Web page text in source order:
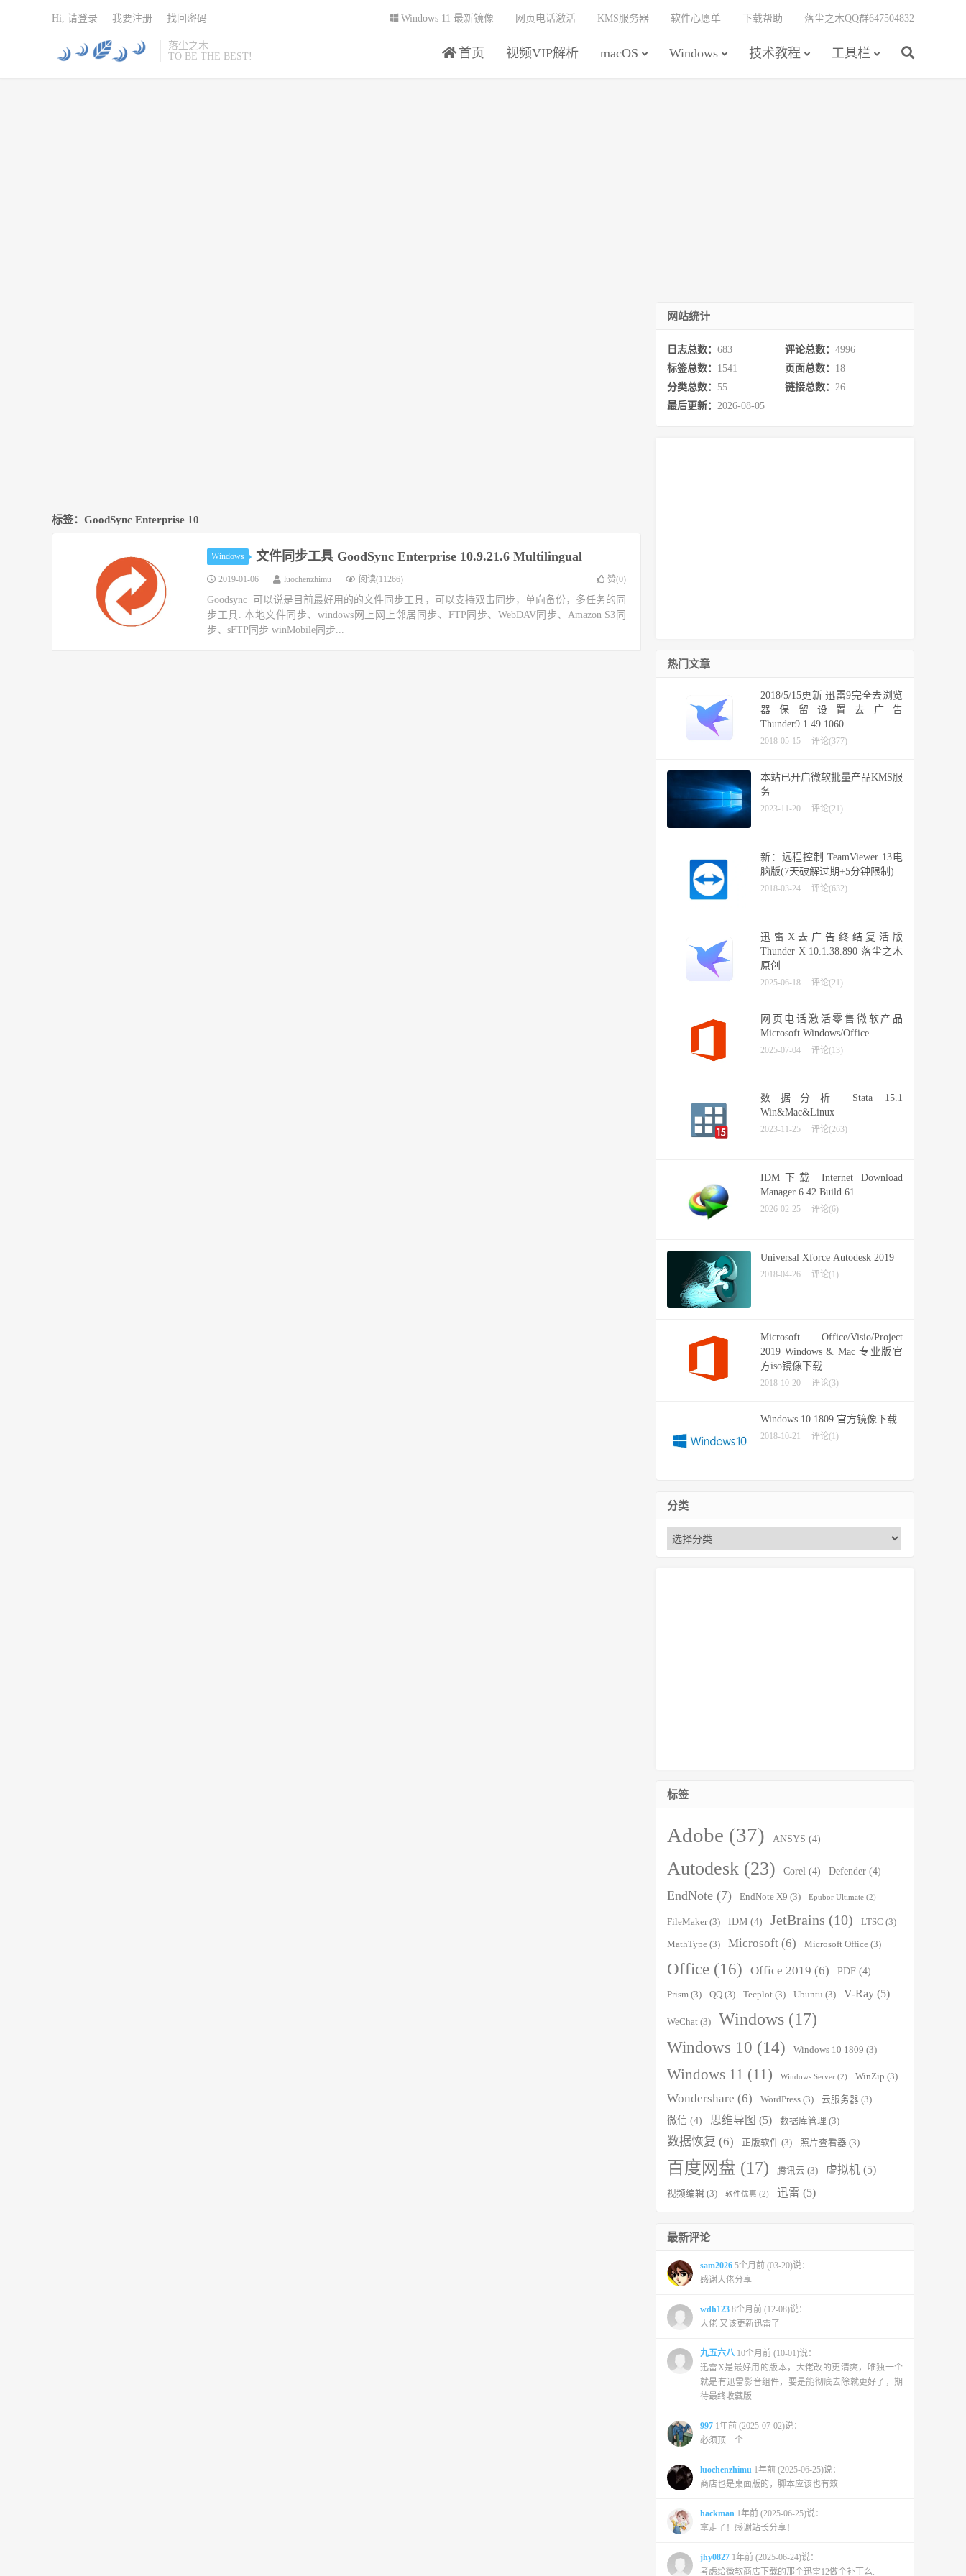
落尘之木
TO BE THE BEST!
首页 视频VIP解析 macOS Windows 技术教程 工具栏
Windows 11 最新镜像 网页电话激活 KMS服务器 软件心愿单 下载帮助 落尘之木QQ群647504832
Hi, 请登录 我要注册 找回密码
标签：GoodSync Enterprise 10
Windows 文件同步工具 GoodSync Enterprise 10.9.21.6 Multilingual
2019-01-06 luochenzhimu 阅读(11266) 赞(0)
Goodsync 可以说是目前最好用的的文件同步工具，可以支持双击同步，单向备份，多任务的同
步工具. 本地文件同步、windows网上网上邻居同步、FTP同步、WebDAV同步、Amazon S3同
步、sFTP同步 winMobile同步...
网站统计
日志总数： 683 评论总数： 4996
标签总数： 1541 页面总数： 18
分类总数： 55 链接总数： 26
最后更新： 2026-08-05
热门文章
2018/5/15更新 迅雷9完全去浏览
器保留设置去广告
Thunder9.1.49.1060
2018-05-15 评论(377)
本站已开启微软批量产品KMS服
务
2023-11-20 评论(21)
新：远程控制 TeamViewer 13电
脑版(7天破解过期+5分钟限制)
2018-03-24 评论(632)
迅雷X去广告终结复活版
Thunder X 10.1.38.890 落尘之木
原创
2025-06-18 评论(21)
网页电话激活零售微软产品
Microsoft Windows/Office
2025-07-04 评论(13)
数据分析 Stata 15.1
Win&Mac&Linux
2023-11-25 评论(263)
IDM下载 Internet Download
Manager 6.42 Build 61
2026-02-25 评论(6)
Universal Xforce Autodesk 2019
2018-04-26 评论(1)
Microsoft Office/Visio/Project
2019 Windows & Mac 专业版官
方iso镜像下载
2018-10-20 评论(3)
Windows 10 1809 官方镜像下载
2018-10-21 评论(1)
分类
标签
Adobe (37) ANSYS (4)
Autodesk (23) Corel (4) Defender (4)
EndNote (7) EndNote X9 (3) Epubor Ultimate (2)
FileMaker(3) IDM (4) JetBrains (10) LTSC (3)
MathType (3) Microsoft (6) Microsoft Office (3)
Office (16) Office 2019 (6) PDF (4)
Prism (3) QQ (3) Tecplot (3) Ubuntu (3) V-Ray (5)
WeChat (3) Windows (17)
Windows 10 (14) Windows 10 1809 (3)
Windows 11 (11) Windows Server (2) WinZip (3)
Wondershare (6) WordPress (3) 云服务器 (3)
微信 (4) 思维导图 (5) 数据库管理 (3)
数据恢复 (6) 正版软件 (3) 照片查看器 (3)
百度网盘 (17) 腾讯云 (3) 虚拟机 (5)
视频编辑 (3) 软件优惠 (2) 迅雷 (5)
最新评论
sam2026 5个月前 (03-20)说：
感谢大佬分享
wdh123 8个月前 (12-08)说：
大佬 又该更新迅雷了
九五六八 10个月前 (10-01)说：
迅雷X是最好用的版本，大佬改的更清爽，唯独一个
就是有迅雷影音组件，要是能彻底去除就更好了，期
待最终收藏版
997 1年前 (2025-07-02)说：
必须顶一个
luochenzhimu 1年前 (2025-06-25)说：
商店也是桌面版的，脚本应该也有效
hackman 1年前 (2025-06-25)说：
拿走了！感谢站长分享！
jhy0827 1年前 (2025-06-24)说：
考虑给微软商店下载的那个迅雷12做个补丁么.